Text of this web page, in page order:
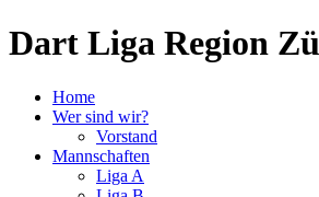
Dart Liga Region
Home
Wer sind wir?
Vorstand
Mannschaften
Liga A